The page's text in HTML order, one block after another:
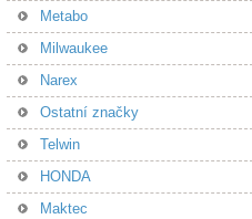
Metabo
Milwaukee
Narex
Ostatní značky
Telwin
HONDA
Maktec